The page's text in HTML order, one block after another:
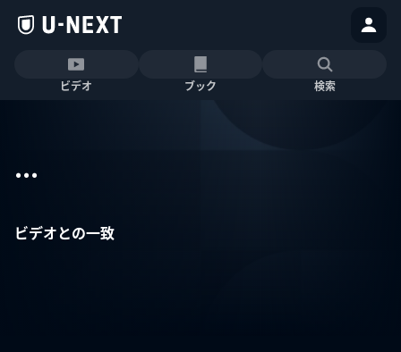
ビデオ ブック 検索
...
ビデオとの一致